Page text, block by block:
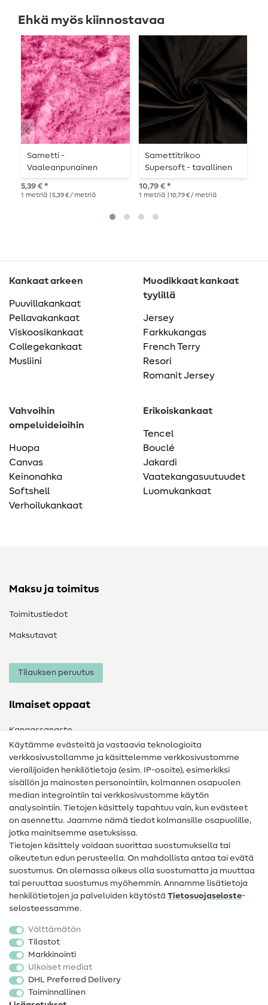
Ehkä myös kiinnostavaa
Sametti -
Vaaleanpunainen
5,39 € *
1 metriä | 5,39 € / metriä
Samettitrikoo
Supersoft - tavallinen
ruskea
10,79 € *
1 metriä | 10,79 € / metriä
Kankaat arkeen
Puuvillakankaat
Pellavakankaat
Viskoosikankaat
Collegekankaat
Musliini
Muodikkaat kankaat
tyylillä
Jersey
Farkkukangas
French Terry
Resori
Romanit Jersey
Vahvoihin
ompeluideioihin
Huopa
Canvas
Keinonahka
Softshell
Verhoilukankaat
Erikoiskankaat
Tencel
Bouclé
Jakardi
Vaatekangasuutuudet
Luomukankaat
Maksu ja toimitus
Toimitustiedot
Maksutavat
Tilauksen peruutus
Ilmaiset oppaat
Kangassanasto
Ompelusanasto
Ompeluohjeet
Apua ja yhteystiedot
Yhteystiedot
Tietoa omistajanvaihdoksesta
Peruutusoikeus
Suosittu
Kankaat
Ompelutarvikkeet
Ale
Käytämme evästeitä ja vastaavia teknologioita
verkkosivustollamme ja käsittelemme verkkosivustomme
vierailijoiden henkilötietoja (esim. IP-osoite), esimerkiksi
sisällön ja mainosten personointiin, kolmannen osapuolen
median integrointiin tai verkkosivustomme käytön
analysointiin. Tietojen käsittely tapahtuu vain, kun evästeet
on asennettu. Jaamme nämä tiedot kolmansille osapuolille,
jotka mainitsemme asetuksissa.
Tietojen käsittely voidaan suorittaa suostumuksella tai
oikeutetun edun perusteella. On mahdollista antaa tai evätä
suostumus. On olemassa oikeus olla suostumatta ja muuttaa
tai peruuttaa suostumus myöhemmin. Annamme lisätietoja
henkilötietojen ja palveluiden käytöstä Tietosuojaseloste-
selosteessamme.
Välttämätön
Tilastot
Markkinointi
Ulkoiset mediat
DHL Preferred Delivery
Toiminnallinen